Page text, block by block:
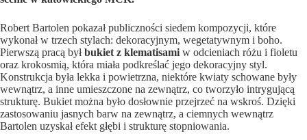
Robert Bartolen pokazał publiczności siedem kompozycji, które
wykonał w trzech stylach: dekoracyjnym, wegetatywnym i boho.
Pierwszą pracą byłbukiet z klematisami w odcieniach różu i fioletu
oraz krokosmią, która miała podkreślać jego dekoracyjny styl.
Konstrukcja była lekka i powietrzna, niektóre kwiaty schowane były
wewnątrz, a inne umieszczone na zewnątrz, co tworzyło intrygującą
strukturę. Bukiet można było dosłownie przejrzeć na wskroś. Dzięki
zastosowaniu jasnych barw na zewnątrz, a ciemnych wewnątrz
Bartolen uzyskał efekt głębi i strukturę stopniowania.